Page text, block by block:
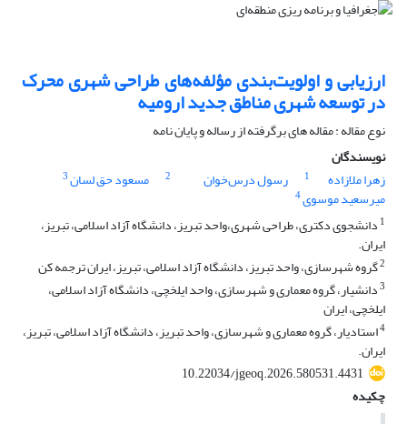
ارزیابی و اولویت‌بندی مؤلفه‌های طراحی شهری محرک
در توسعه شهری مناطق جدید ارومیه
نوع مقاله : مقاله های برگرفته از رساله و پایان نامه
نویسندگان
زهرا ملازاده
1 رسول درس‌خوان 2 مسعود حق لسان3
میرسعید موسوی4
1 دانشجوی دکتری، طراحی شهری،واحد تبریز، دانشگاه آزاد اسلامی، تبریز،
ایران.
2گروه شهرسازی، واحد تبریز، دانشگاه آزاد اسلامی، تبریز، ایران ترجمه کن
3دانشیار، گروه معماری و شهرسازی، واحد ایلخچی، دانشگاه آزاد اسلامی،
ایلخچی، ایران
4استادیار، گروه معماری و شهرسازی، واحد تبریز، دانشگاه آزاد اسلامی، تبریز،
ایران.
10.22034/jgeoq.2026.580531.4431
چکیده